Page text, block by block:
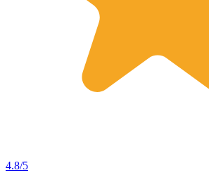
4.8/5